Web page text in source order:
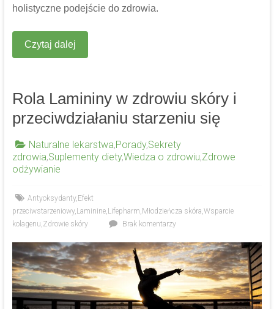
holistyczne podejście do zdrowia.
Czytaj dalej
Rola Lamininy w zdrowiu skóry i
przeciwdziałaniu starzeniu się
Naturalne lekarstwa,Porady,Sekrety
zdrowia,Suplementy diety,Wiedza o zdrowiu,Zdrowe
odżywianie
Antyoksydanty,Efekt
przeciwstarzeniowy,Laminine,Lifepharm,Młodzieńcza skóra,Wsparcie
kolagenu,Zdrowie skóry Brak komentarzy